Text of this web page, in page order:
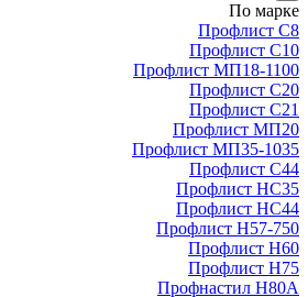
По марке
Профлист С8
Профлист С10
Профлист МП18-1100
Профлист С20
Профлист С21
Профлист МП20
Профлист МП35-1035
Профлист С44
Профлист НС35
Профлист НС44
Профлист Н57-750
Профлист Н60
Профлист Н75
Профнастил Н80А